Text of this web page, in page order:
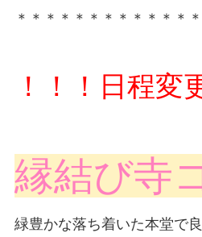
＊＊＊＊＊＊＊＊＊＊＊＊
！！！日程変
縁結び寺
緑豊かな落ち着いた本堂で良